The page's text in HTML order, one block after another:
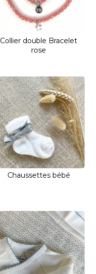
Collier double Bracelet
rose
Chaussettes bébé